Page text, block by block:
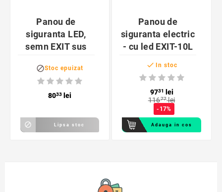
Panou de
siguranta LED,
semn EXIT sus
Stoc epuizat
8033lei
 Lipsa stoc
Panou de
siguranta electric
- cu led EXIT-10L
 In stoc
9731
lei
11677lei
-17%
Adauga in cos